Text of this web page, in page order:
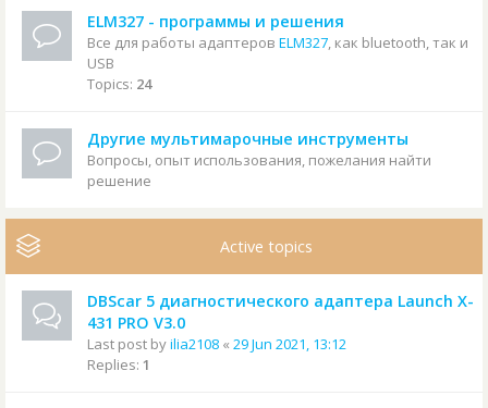
ELM327 - программы и решения
Все для работы адаптеров ELM327, как bluetooth, так и
USB
Topics: 24
Другие мультимарочные инструменты
Вопросы, опыт использования, пожелания найти
решение
Active topics
DBScar 5 диагностического адаптера Launch X-
431 PRO V3.0
Last post byilia2108 « 29 Jun 2021, 13:12
Replies: 1